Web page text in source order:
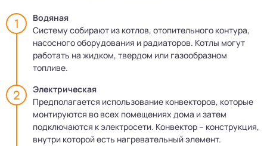
Водяная
Систему собирают из котлов, отопительного контура,
насосного оборудования и радиаторов. Котлы могут
работать на жидком, твердом или газообразном
топливе.
Электрическая
Предполагается использование конвекторов, которые
монтируются во всех помещениях дома и затем
подключаются к электросети. Конвектор – конструкция,
внутри которой есть нагревательный элемент.